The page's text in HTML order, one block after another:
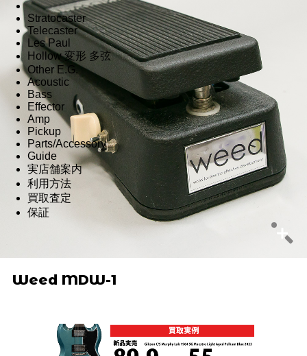
Stratocaster
Telecaster
Les Paul
Hollow 変形 多弦
Other E.G.
Acoustic
Bass
Effector
Amp
Pickup
Parts/Accessory
Guide
実店舗案内
利用方法
買取査定
保証
Weed MDW-1